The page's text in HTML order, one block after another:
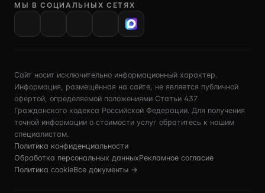
МЫ В СОЦИАЛЬНЫХ СЕТЯХ
Сайт носит исключительно информационный характер.
Информация, размещённая на сайте, не является публичной
офертой, определяемой положениями Статьи 437
Гражданского кодекса Российской Федерации. Для получения
точной информации о стоимости услуг обратитесь к нашим
специалистам.
Политика конфиденциальности
Обработка персональных данныхРекламное согласие
Политика cookieВсе документы →